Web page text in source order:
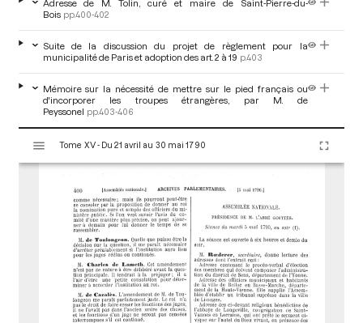
Adresse de M. Tolin, curé et maire de Saint-Pierre-du-
Bois pp.400-402
Suite de la discussion du projet de règlement pour la
municipalité de Paris et adoption des art. 2 à 19 p.403
Mémoire sur la nécessité de mettre sur le pied français ou
d'incorporer les troupes étrangères, par M. de
Peyssonel pp.403-406
s
Tome XV - Du 21 avril au 30 mai 1790